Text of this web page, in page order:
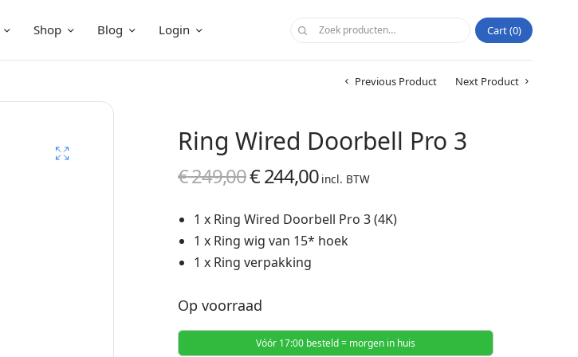
Shop Blog Login Cart 0
Previous Product Next Product
Ring Wired Doorbell Pro 3
€249,00Oorspronkelijke
€ 249,00.
€244,00Huidige
€ 244,00.
incl. BTW
1 x Ring Wired Doorbell Pro 3 (4K)
1 x Ring wig van 15* hoek
1 x Ring verpakking
Op voorraad
Vóór 17:00 besteld = morgen in huis